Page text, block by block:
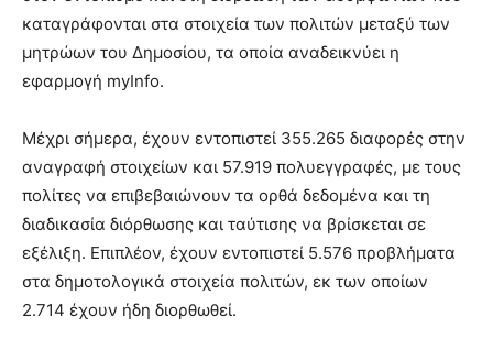
καταγράφονται στα στοιχεία των πολιτών μεταξύ των
μητρώων του Δημοσίου, τα οποία αναδεικνύει η
εφαρμογή myInfo.
Μέχρι σήμερα, έχουν εντοπιστεί 355.265 διαφορές στην
αναγραφή στοιχείων και 57.919 πολυεγγραφές, με τους
πολίτες να επιβεβαιώνουν τα ορθά δεδομένα και τη
διαδικασία διόρθωσης και ταύτισης να βρίσκεται σε
εξέλιξη. Επιπλέον, έχουν εντοπιστεί 5.576 προβλήματα
στα δημοτολογικά στοιχεία πολιτών, εκ των οποίων
2.714 έχουν ήδη διορθωθεί.